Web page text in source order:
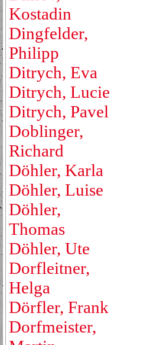
Kostadin
Dingfelder,
Philipp
Ditrych, Eva
Ditrych, Lucie
Ditrych, Pavel
Doblinger,
Richard
Döhler, Karla
Döhler, Luise
Döhler,
Thomas
Döhler, Ute
Dorfleitner,
Helga
Dörfler, Frank
Dorfmeister,